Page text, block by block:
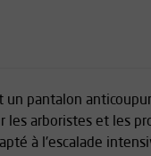
un pantalon
les arboristes et les
à l'escalade